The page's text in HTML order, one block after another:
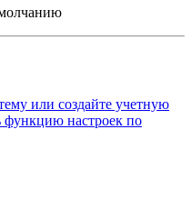
или создайте учетную
функцию настроек по